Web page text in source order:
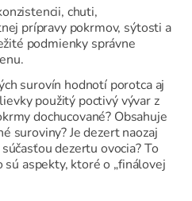
chuti,
prípravy pokrmov, sýtosti a
podmienky správne
surovín hodnotí porotca aj
použitý poctivý vývar z
dochucované? Obsahuje
suroviny? Je dezert naozaj
dezertu ovocia? To
aspekty, ktoré o „finálovej